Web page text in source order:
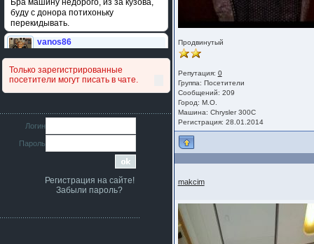
Бра машину недорого, из за кузова,
буду с донора потихоньку
перекидывать.
vanos86
сравнивал подушку акпп бензиновой и
дизельной машины намера
4578063AG и 4578061AG? По фото
iMrCoffeeBLR4
11 июля 2026
[b]era124[/b],
Ага понял буду знать спасибо
era124
7 июля 2026
разболтовка 5х114.3 спокойно
Только зарегистрированные
посетители могут писать в чате.
Логин
Пароль
Регистрация на сайте!
Забыли пароль?
Продвинутый
Репутация: 0
Группа: Посетители
Сообщений: 209
Город: М.О.
Машина: Chrysler 300C
Регистрация: 28.01.2014
makcim